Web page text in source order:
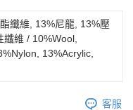
纖維, 13%尼龍, 13%壓
維 / 10%Wool,
13%Acrylic,
客服